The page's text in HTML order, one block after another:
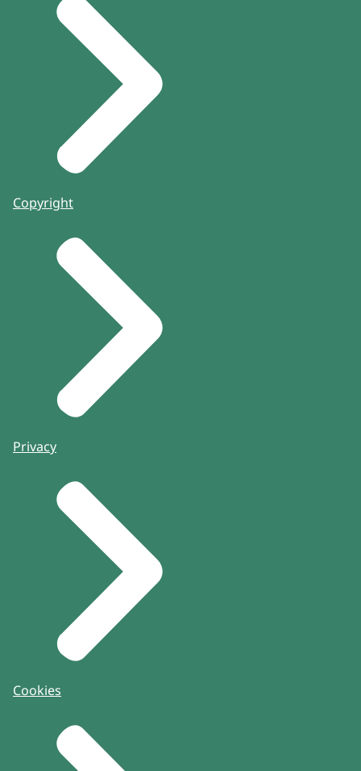
Copyright
Privacy
Cookies